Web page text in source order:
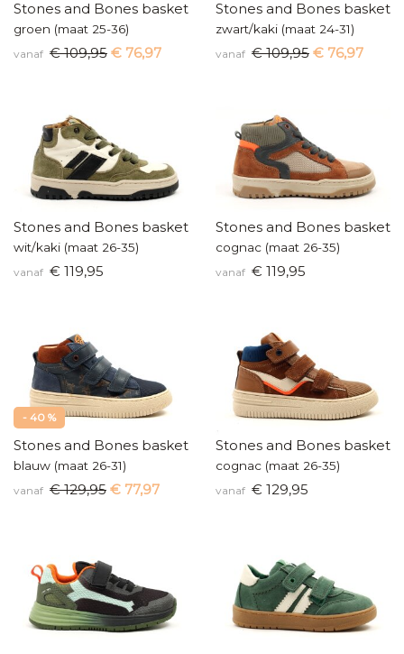
Stones and Bones basketters
groen (maat 25-36)
vanaf € 109,95 € 76,97
Stones and Bones
zwart/kaki (maat 24-31)
vanaf € 109,95 € 76,97
Stones and Bones basketters
wit/kaki (maat 26-35)
vanaf € 119,95
Stones and Bones
cognac (maat 26-35)
vanaf € 119,95
- 40 %
Stones and Bones basketters
blauw (maat 26-31)
vanaf € 129,95 € 77,97
Stones and Bones
cognac (maat 26-35)
vanaf € 129,95